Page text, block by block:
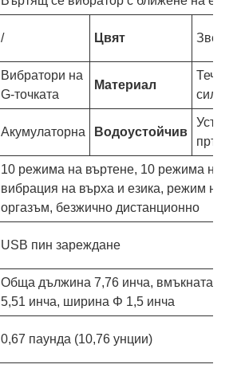
/ Цвят
Вибратори на
G-точката
Материал
Течен
Акумулаторна Водоустойчив
пръски
10 режима на въртене, 10 режима на
вибрация на върха и езика, режим на
оргазъм, безжично дистанционно
USB пин зареждане
Обща дължина 7,76 инча, вмъкната
5,51 инча, ширина Φ 1,5 инча
0,67 паунда (10,76 унции)